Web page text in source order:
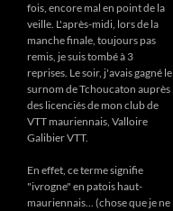
fois, encore mal en point de la
veille. L'après-midi, lors de la
manche finale, toujours pas
remis, je suis tombé à 3
reprises. Le soir, j'avais gagné le
surnom de Tchoucaton auprès
des licenciés de mon club de
VTT mauriennais, Valloire
Galibier VTT.
En effet, ce terme signifie
"ivrogne" en patois haut-
mauriennais... (chose que je ne